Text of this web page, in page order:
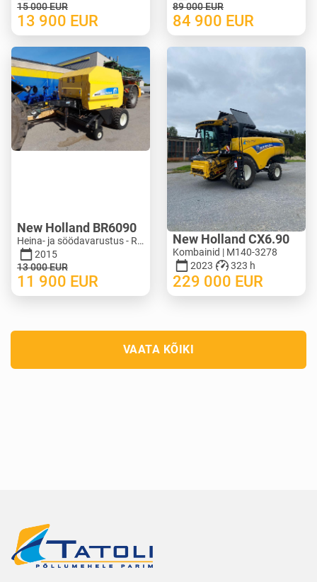
15 000EUR
13 900 EUR
89 000EUR
84 900 EUR
New Holland BR6090
Heina- ja söödavarustus - Ruloonpressid | M388-0128
2015
13 000EUR
11 900 EUR
New Holland CX6.90
Kombainid | M140-3278
2023
323 h
229 000 EUR
VAATA KÕIKI